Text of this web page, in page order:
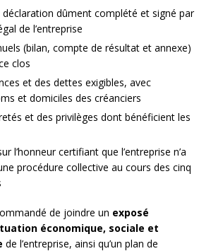
dûment complété et signé par
de l’entreprise
(bilan, compte de résultat et annexe)
clos
et des dettes exigibles, avec
et domiciles des créanciers
et des privilèges dont bénéficient les
l’honneur certifiant que l’entreprise n’a
procédure collective au cours des cinq
de joindre un exposé
économique, sociale et
de l’entreprise, ainsi qu’un plan de